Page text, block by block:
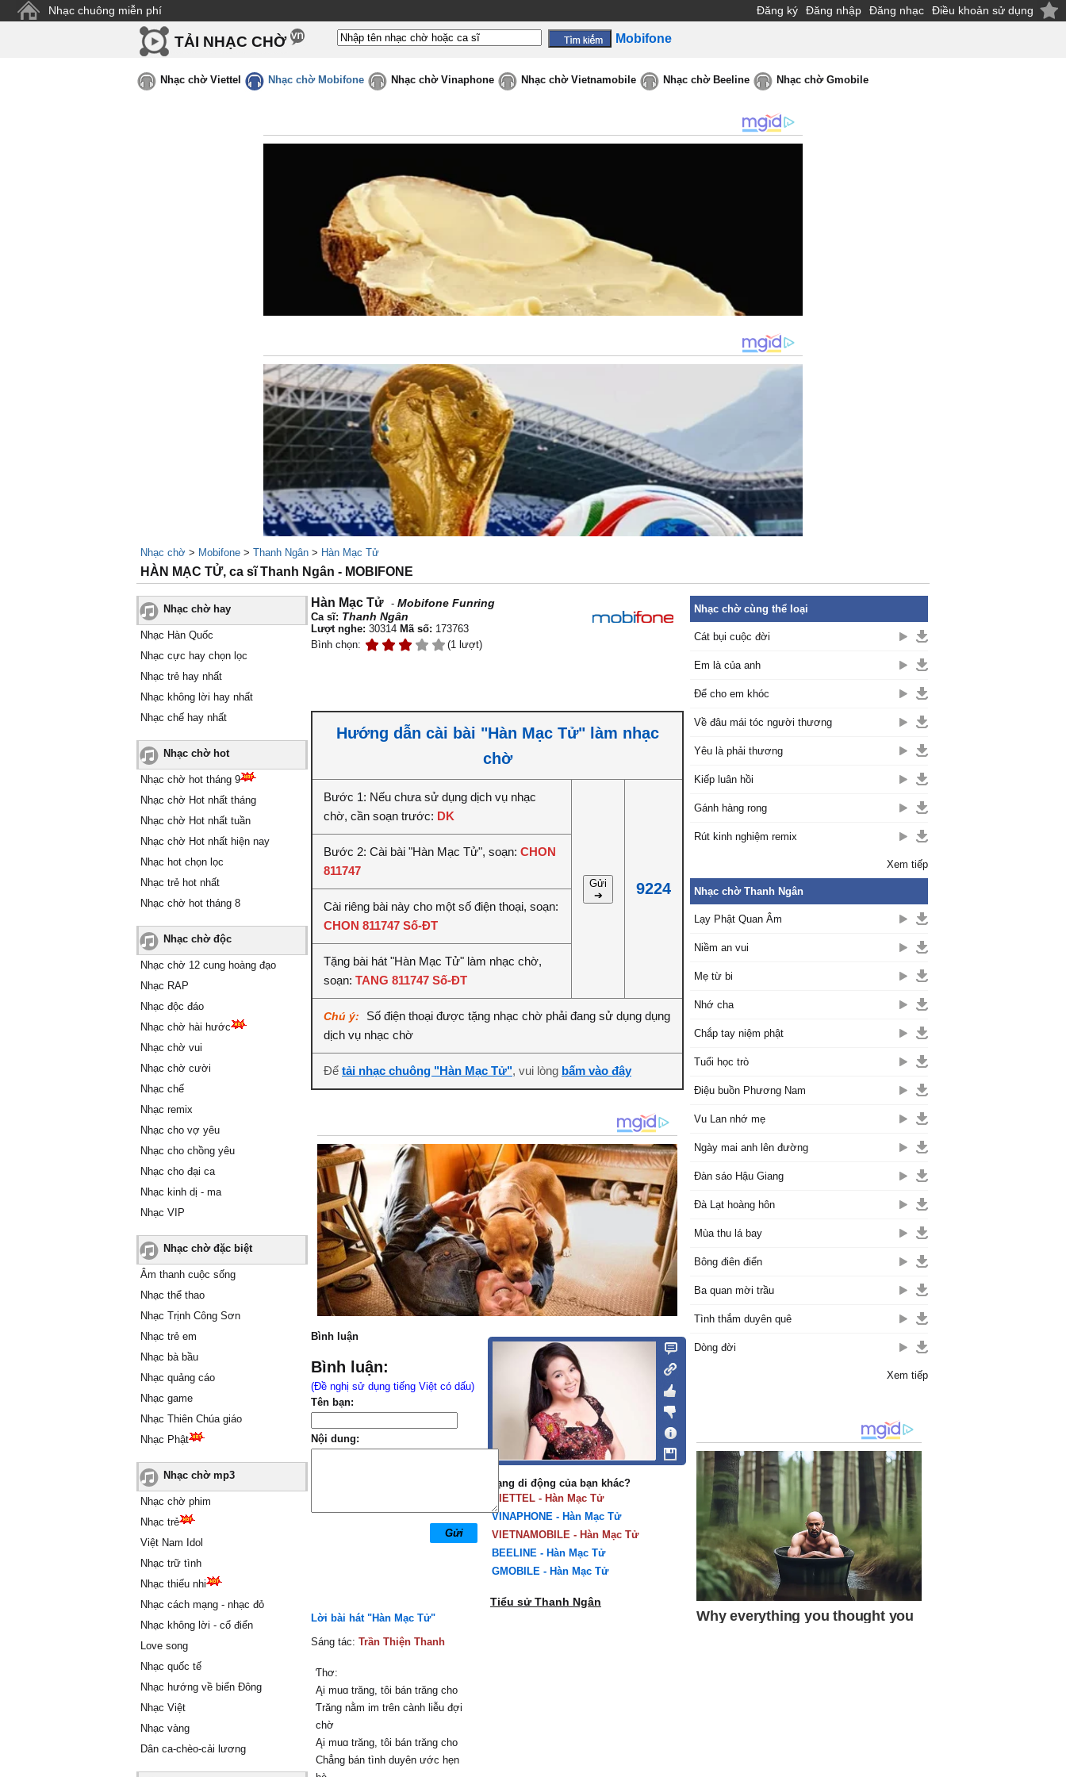
Nhạc chuông miễn phí Đăng ký Đăng nhập Đăng nhạc Điều khoản sử dụng
TẢI NHẠC CHỜ Mobifone
Nhạc chờ Viettel Nhạc chờ Mobifone Nhạc chờ Vinaphone Nhạc chờ Vietnamobile Nhạc chờ Beeline Nhạc chờ Gmobile
Nhạc chờ > Mobifone > Thanh Ngân > Hàn Mạc Tử
HÀN MẠC TỬ, ca sĩ Thanh Ngân - MOBIFONE
Nhạc chờ hay
Nhạc Hàn Quốc
Nhạc cực hay chọn lọc
Nhạc trẻ hay nhất
Nhạc không lời hay nhất
Nhạc chế hay nhất
Nhạc chờ hot
Nhạc chờ hot tháng 9
Nhạc chờ Hot nhất tháng
Nhạc chờ Hot nhất tuần
Nhạc chờ Hot nhất hiện nay
Nhạc hot chọn lọc
Nhạc trẻ hot nhất
Nhạc chờ hot tháng 8
Nhạc chờ độc
Nhạc chờ 12 cung hoàng đạo
Nhạc RAP
Nhạc độc đáo
Nhạc chờ hài hước
Nhạc chờ vui
Nhạc chờ cười
Nhạc chế
Nhạc remix
Nhạc cho vợ yêu
Nhạc cho chồng yêu
Nhạc cho đại ca
Nhạc kinh dị - ma
Nhạc VIP
Nhạc chờ đặc biệt
Âm thanh cuộc sống
Nhạc thể thao
Nhạc Trịnh Công Sơn
Nhạc trẻ em
Nhạc bà bầu
Nhạc quảng cáo
Nhạc game
Nhạc Thiên Chúa giáo
Nhạc Phật
Nhạc chờ mp3
Nhạc chờ phim
Nhạc trẻ
Việt Nam Idol
Nhạc trữ tình
Nhạc thiếu nhi
Nhạc cách mạng - nhạc đỏ
Nhạc không lời - cổ điển
Love song
Nhạc quốc tế
Nhạc hướng về biển Đông
Nhạc Việt
Nhạc vàng
Dân ca-chèo-cải lương
Hàn Mạc Tử - Mobifone Funring
Ca sĩ: Thanh Ngân
Lượt nghe: 30314 Mã số: 173763
Bình chọn:
(1 lượt)
Hướng dẫn cài bài "Hàn Mạc Tử" làm nhạc
chờ
Bước 1: Nếu chưa sử dụng dịch vụ nhạc
chờ, cần soạn trước: DK
Gửi
➔
9224
Bước 2: Cài bài "Hàn Mạc Tử", soạn: CHON
811747
Cài riêng bài này cho một số điện thoại, soạn:
CHON 811747 Số-ĐT
Tặng bài hát "Hàn Mạc Tử" làm nhạc chờ,
soạn: TANG 811747 Số-ĐT
Chú ý:
Số điện thoại được tặng nhạc chờ phải đang sử dụng dụng
dịch vụ nhạc chờ
Để tải nhạc chuông "Hàn Mạc Tử", vui lòng bấm vào đây
Bình luận
Bình luận:
(Đề nghị sử dụng tiếng Việt có dấu)
Tên bạn:
Nội dung:
Mạng di động của bạn khác?
VIETTEL - Hàn Mạc Tử
VINAPHONE - Hàn Mạc Tử
VIETNAMOBILE - Hàn Mạc Tử
BEELINE - Hàn Mạc Tử
GMOBILE - Hàn Mạc Tử
Tiểu sử Thanh Ngân
Lời bài hát "Hàn Mạc Tử"
Sáng tác: Trần Thiện Thanh
Ƭhơ:
Ąi muɑ trăng, tôi bán trăng cho
Ƭrăng nằm im trên cành liễu đợi
chờ
Ąi muɑ trăng, tôi bán trăng cho
Ϲhẳng bán tình duуên ước hẹn
Nhạc chờ cùng thể loại
Cát bụi cuộc đời
Em là của anh
Để cho em khóc
Về đâu mái tóc người thương
Yêu là phải thương
Kiếp luân hồi
Gánh hàng rong
Rút kinh nghiệm remix
Xem tiếp
Nhạc chờ Thanh Ngân
Lạy Phật Quan Âm
Niềm an vui
Mẹ từ bi
Nhớ cha
Chắp tay niệm phật
Tuổi học trò
Điệu buồn Phương Nam
Vu Lan nhớ mẹ
Ngày mai anh lên đường
Đàn sáo Hậu Giang
Đà Lạt hoàng hôn
Mùa thu lá bay
Bông điên điển
Ba quan mời trầu
Tình thắm duyên quê
Dòng đời
Xem tiếp